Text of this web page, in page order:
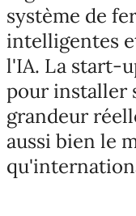
système de
intelligentes
l'IA. La start-
pour installer
grandeur
aussi bien le